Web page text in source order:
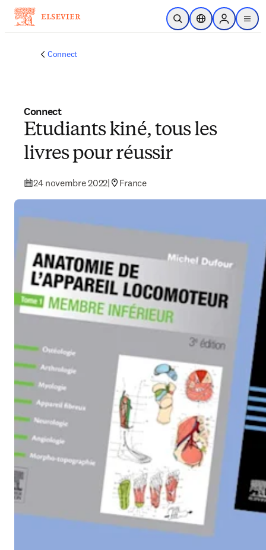
Passer au contenu principal
Ouvrir la recherche
Sélecteur de
Sign in to
menu
Connect
Connect
Etudiants kiné, tous les
livres pour réussir
24 novembre 2022| France